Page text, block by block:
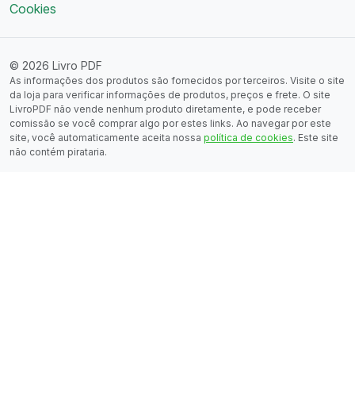
Cookies
© 2026 Livro PDF
As informações dos produtos são fornecidos por terceiros. Visite o site
da loja para verificar informações de produtos, preços e frete. O site
LivroPDF não vende nenhum produto diretamente, e pode receber
comissão se você comprar algo por estes links. Ao navegar por este
site, você automaticamente aceita nossa política de cookies. Este site
não contém pirataria.